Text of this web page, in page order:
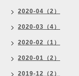
2020-04（2）
2020-03（4）
2020-02（1）
2020-01（2）
2019-12（2）